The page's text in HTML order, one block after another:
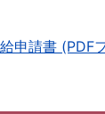
申請書 (PDF